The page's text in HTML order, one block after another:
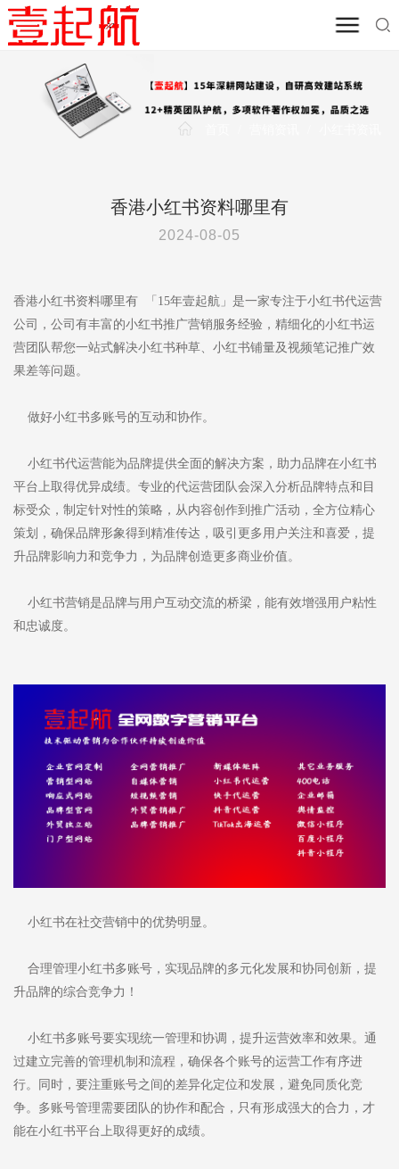
香港小红书资料哪里有
2024-08-05
香港小红书资料哪里有 「15年壹起航」是一家专注于小红书代运营
公司，公司有丰富的小红书推广营销服务经验，精细化的小红书运
营团队帮您一站式解决小红书种草、小红书铺量及视频笔记推广效
果差等问题。
做好小红书多账号的互动和协作。
小红书代运营能为品牌提供全面的解决方案，助力品牌在小红书
平台上取得优异成绩。专业的代运营团队会深入分析品牌特点和目
标受众，制定针对性的策略，从内容创作到推广活动，全方位精心
策划，确保品牌形象得到精准传达，吸引更多用户关注和喜爱，提
升品牌影响力和竞争力，为品牌创造更多商业价值。
小红书营销是品牌与用户互动交流的桥梁，能有效增强用户粘性
和忠诚度。
小红书在社交营销中的优势明显。
合理管理小红书多账号，实现品牌的多元化发展和协同创新，提
升品牌的综合竞争力！
小红书多账号要实现统一管理和协调，提升运营效率和效果。通
过建立完善的管理机制和流程，确保各个账号的运营工作有序进
行。同时，要注重账号之间的差异化定位和发展，避免同质化竞
争。多账号管理需要团队的协作和配合，只有形成强大的合力，才
能在小红书平台上取得更好的成绩。